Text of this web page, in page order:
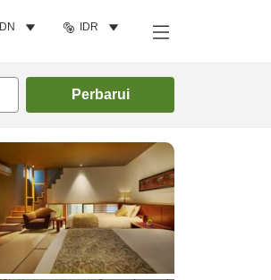
IDN IDR
Perbarui
Cari kamar